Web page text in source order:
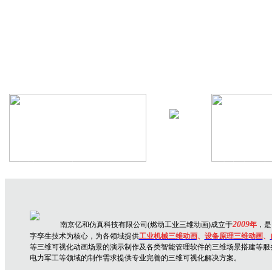
南京亿和仿真科技有限公司(燃动工业三维动画)成立于2009年，
字孪生技术为核心，为各领域提供工业机械三维动画、 设备原理三维动画、
等三维可视化动画场景的演示制作及各类智能管理软件的三维场景搭建等
电力军工等领域的制作需求提供专业完善的三维可视化解决方案。